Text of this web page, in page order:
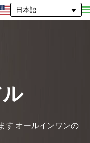
日本語
す オールインワンの